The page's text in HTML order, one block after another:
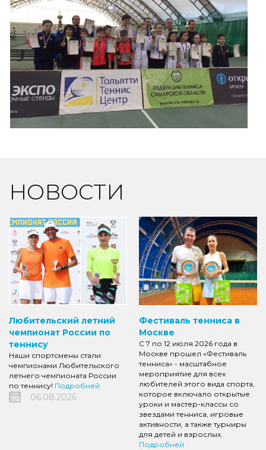
НОВОСТИ
Любительский летний
чемпионат России по
теннису
Наши спортсмены стали
чемпионами Любительского
летнего чемпионата России
по теннису! Подробней
06.08.2026
Фестиваль тенниса в
Москве
С 7 по 12 июля 2026 года в
Москве прошел «Фестиваль
тенниса» - масштабное
мероприятие для всех
любителей этого вида спорта,
которое включало открытые
уроки и мастер-классы со
звездами тенниса, игровые
активности, а также турниры
для детей и взрослых.
Подробней